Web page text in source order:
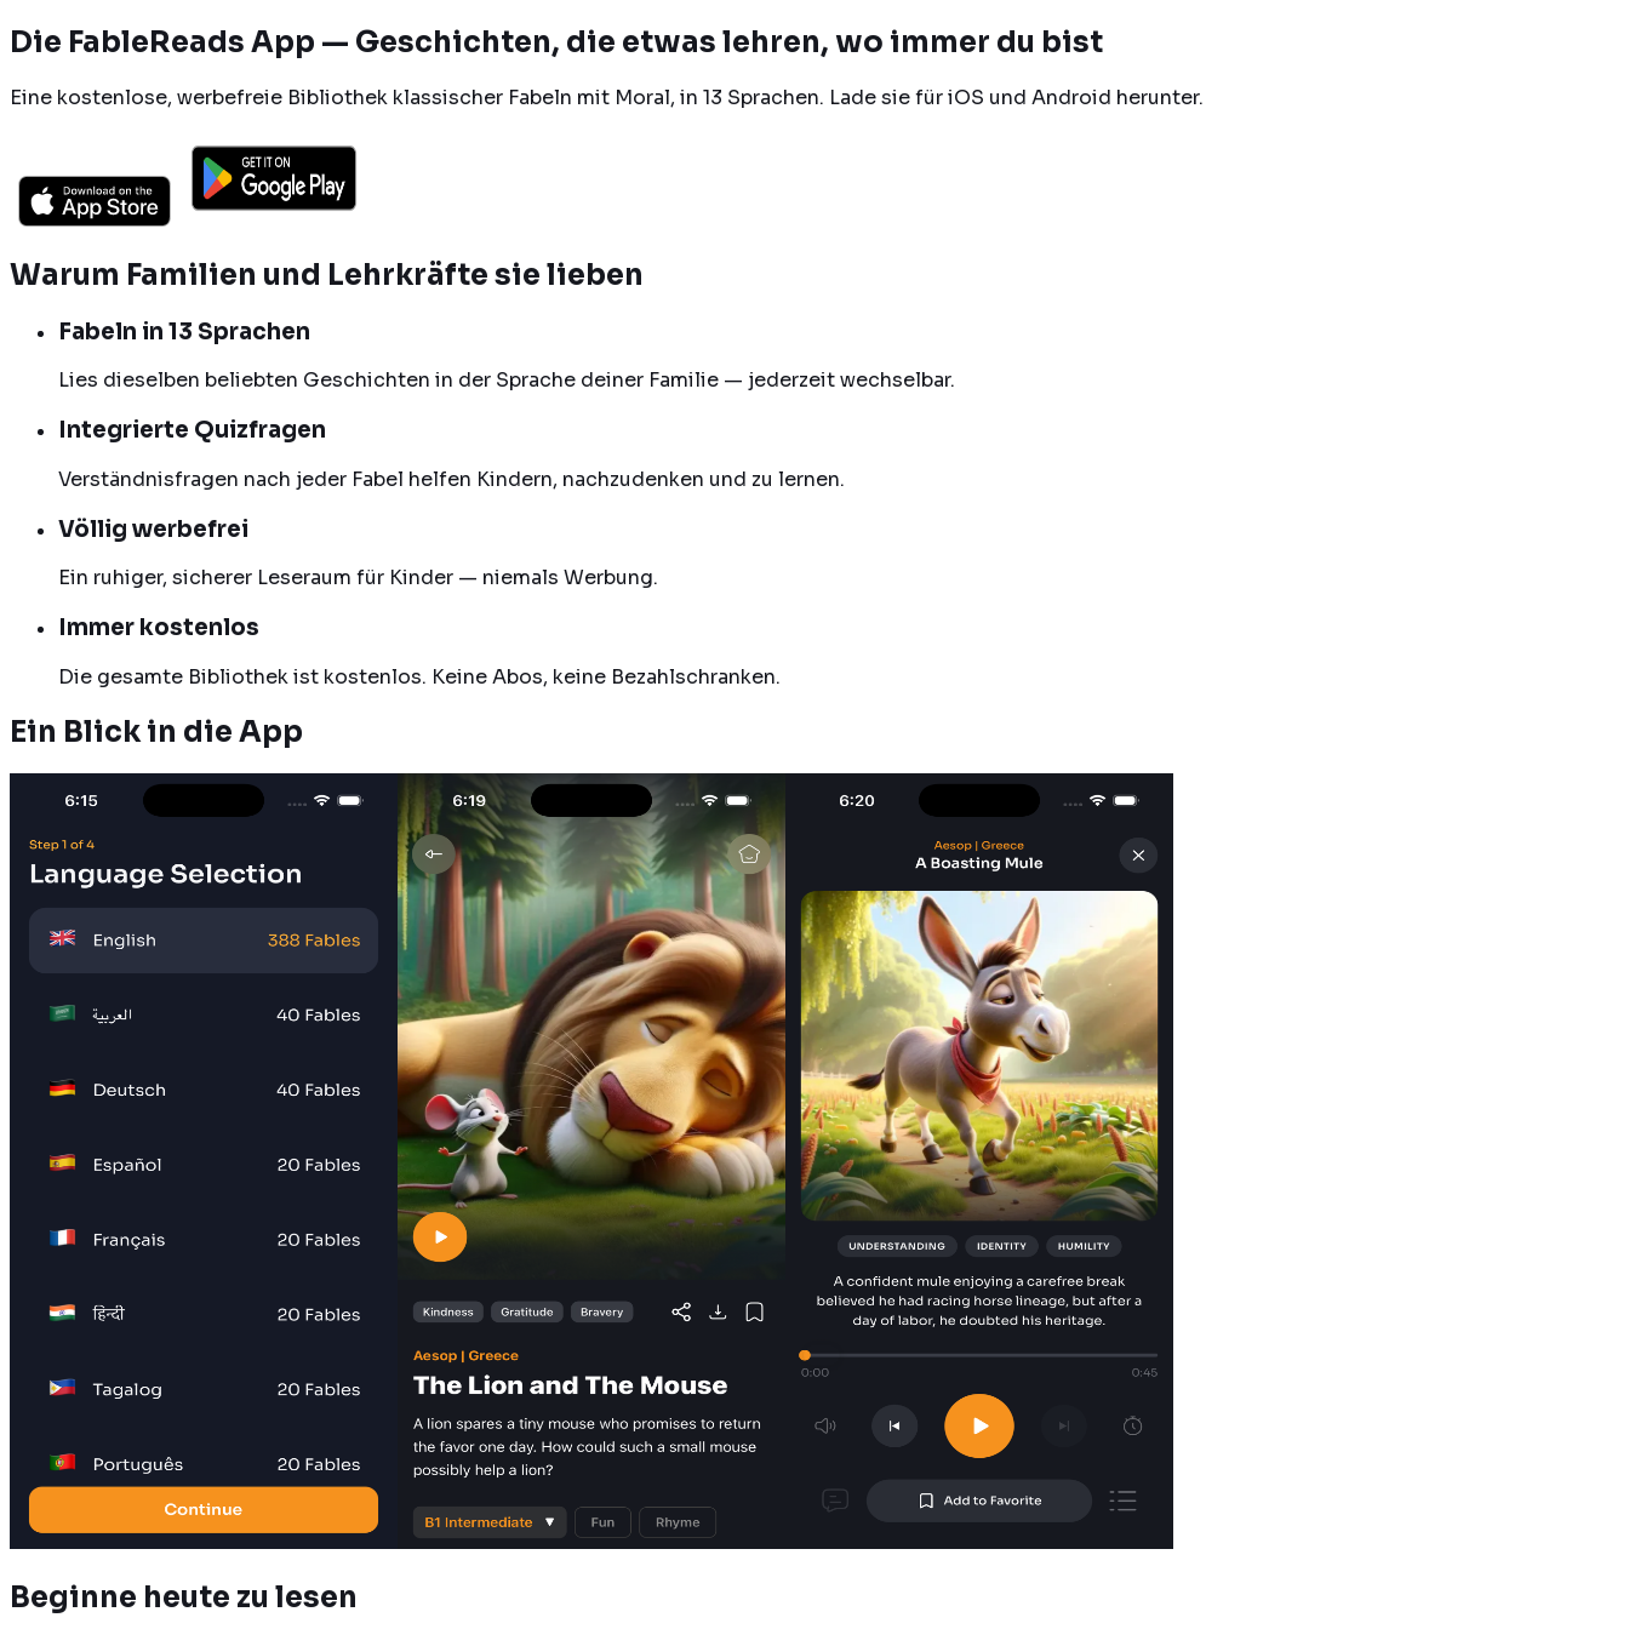
Die FableReads App — Geschichten, die etwas lehren, wo immer du bist
Eine kostenlose, werbefreie Bibliothek klassischer Fabeln mit Moral, in 13 Sprachen. Lade sie für iOS und Android herunter.
Warum Familien und Lehrkräfte sie lieben
Fabeln in 13 Sprachen
Lies dieselben beliebten Geschichten in der Sprache deiner Familie — jederzeit wechselbar.
Integrierte Quizfragen
Verständnisfragen nach jeder Fabel helfen Kindern, nachzudenken und zu lernen.
Völlig werbefrei
Ein ruhiger, sicherer Leseraum für Kinder — niemals Werbung.
Immer kostenlos
Die gesamte Bibliothek ist kostenlos. Keine Abos, keine Bezahlschranken.
Ein Blick in die App
Beginne heute zu lesen